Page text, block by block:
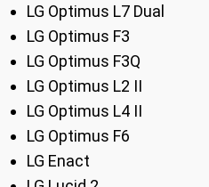
LG Optimus L7 Dual
LG Optimus F3
LG Optimus F3Q
LG Optimus L2 II
LG Optimus L4 II
LG Optimus F6
LG Enact